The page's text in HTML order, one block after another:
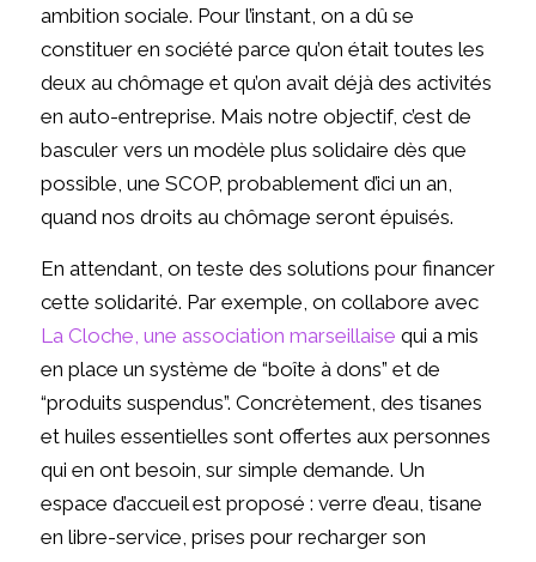
ambition sociale. Pour l’instant, on a dû se
constituer en société parce qu’on était toutes les
deux au chômage et qu’on avait déjà des activités
en auto-entreprise. Mais notre objectif, c’est de
basculer vers un modèle plus solidaire dès que
possible, une SCOP, probablement d’ici un an,
quand nos droits au chômage seront épuisés.
En attendant, on teste des solutions pour financer
cette solidarité. Par exemple, on collabore avec
La Cloche, une association marseillaise qui a mis
en place un système de “boîte à dons” et de
“produits suspendus”. Concrètement, des tisanes
et huiles essentielles sont offertes aux personnes
qui en ont besoin, sur simple demande. Un
espace d’accueil est proposé : verre d’eau, tisane
en libre-service, prises pour recharger son